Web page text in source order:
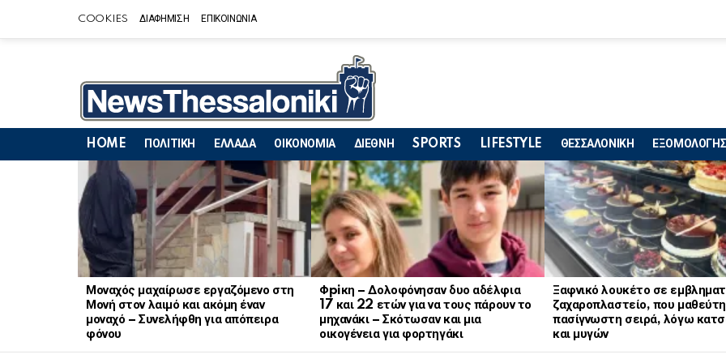
COOKIES ΔΙΑΦΗΜΙΣΗ ΕΠΙΚΟΙΝΩΝΙΑ
HOME ΠΟΛΙΤΙΚΗ ΕΛΛΑΔΑ ΟΙΚΟΝΟΜΙΑ ΔΙΕΘΝΗ SPORTS LIFESTYLE ΘΕΣΣΑΛΟΝΙΚΗ
LATEST
STORIES
Μοναχός μαχαίρωσε εργαζόμενο στη
Μονή στον λαιμό και ακόμη έναν
μοναχό – Συνελήφθη για απόπειρα
φόνου
Φpiκη – Δολοφόνησαν δυο αδέλφια
17 και 22 ετών για να τους πάρουν το
μηχανάκι – Σκότωσαν και μια
οικογένεια για φορτηγάκι
Ξαφνικό λουκέτο σε
ζαχαροπλαστείο, που
πασίγνωστη σειρά, λόγω
και μυγών